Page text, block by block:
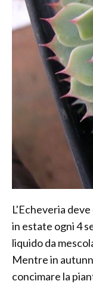
L'Echeveria
in estate ogni 4
liquido da
Mentre in
concimare la